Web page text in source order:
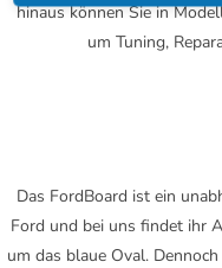
hinaus können Sie in
um Tuning,
Das FordBoard ist ein
Ford und bei uns findet ihr
um das blaue Oval.